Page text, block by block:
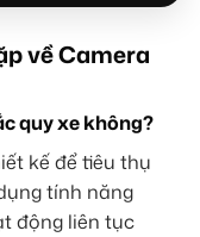
về Camera
quy xe không?
kế để tiêu thụ
tính năng
động liên tục